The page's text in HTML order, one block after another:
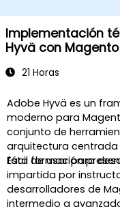
Implementación
Hyvä con
21 Horas
Adobe Hyvä es un
moderno para
conjunto de
arquitectura centrada
fácil de usar para
Esta formación
impartida por
desarrolladores de
intermedio a